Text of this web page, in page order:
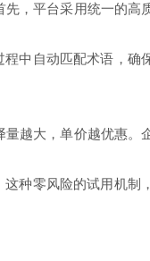
先，平台采用统一的高
中自动匹配术语，确
量越大，单价越优惠。
种零风险的试用机制